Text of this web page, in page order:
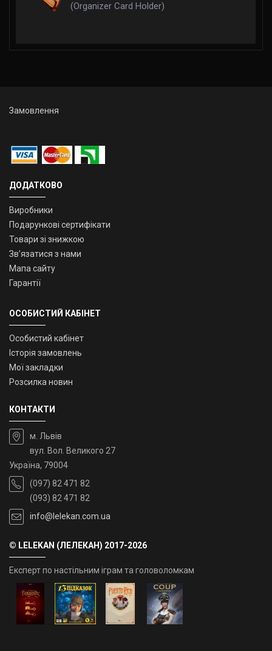
(Organizer Card Holder)
Замовлення
ДОДАТКОВО
Виробники
Подарункові сертифікати
Товари зі знижкою
Зв’язатися з нами
Мапа сайту
Гарантії
ОСОБИСТИЙ КАБІНЕТ
Особистий кабінет
Історія замовлень
Мої закладки
Розсилка новин
КОНТАКТИ
м. Львів
вул. Вол. Великого 27
Україна, 79004
(097) 82 471 82
(093) 82 471 82
info@lelekan.com.ua
© LELEKAN (ЛЕЛЕКАН) 2017-2026
Експерт по настільним іграм та головоломкам